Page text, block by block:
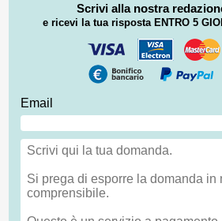
Scrivi alla nostra
e ricevi la tua risposta ENTRO 5
Email